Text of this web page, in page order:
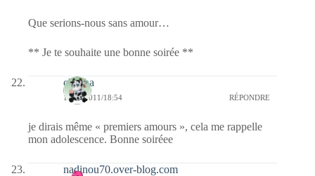
Que serions-nous sans amour…
** Je te souhaite une bonne soirée **
chacha
12/06/2011/18:54 RÉPONDRE
je dirais même « premiers amours », cela me rappelle
mon adolescence. Bonne soiréee
nadinou70.over-blog.com